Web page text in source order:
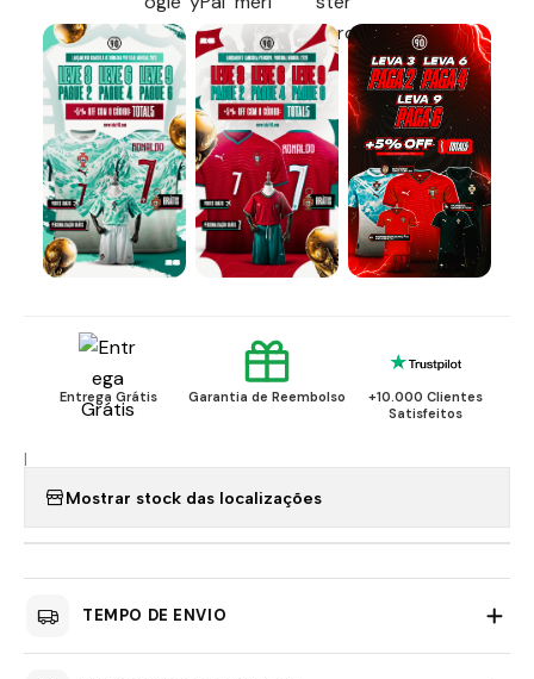
Entrega Grátis Garantia de Reembolso
+10.000 Clientes
Satisfeitos
|
Mostrar stock das localizações
TEMPO DE ENVIO